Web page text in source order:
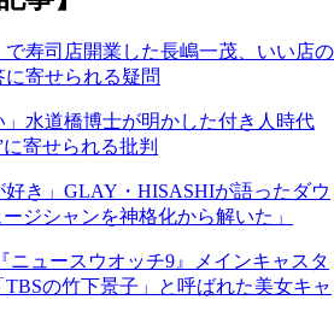
で寿司店開業した長嶋一茂、いい店の
寄せられる疑問
」水道橋博士が明かした付き人時代
寄せられる批判
好き」GLAY・HISASHIが語ったダウ
ジシャンを神格化から解いた」
ニュースウオッチ9』メインキャスタ
の竹下景子」と呼ばれた美女キャ